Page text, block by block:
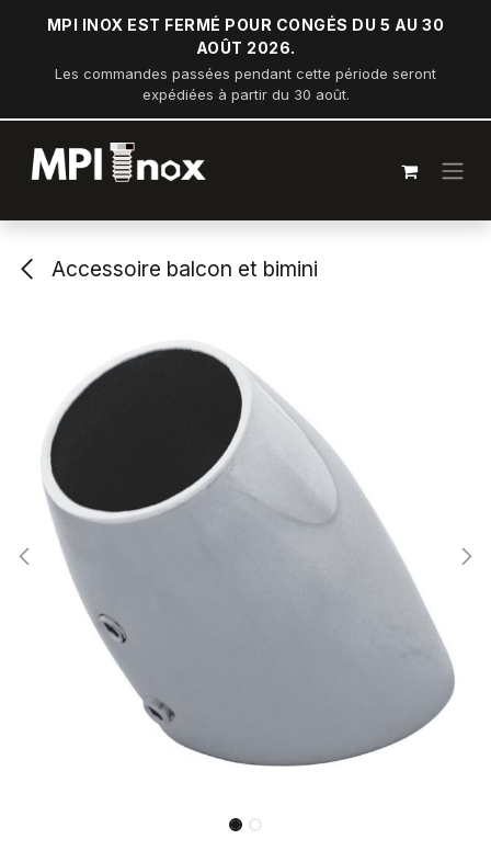
Se rendre au contenu
MPI INOX EST FERMÉ POUR CONGÉS DU 5 AU 30
AOÛT 2026.
Les commandes passées pendant cette période seront
expédiées à partir du 30 août.
Accessoire balcon et bimini